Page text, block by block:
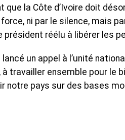
que la Côte d’Ivoire doit
ni par le silence, mais
président réélu à libérer les
lancé un appel à l’unité
travailler ensemble pour le
notre pays sur des bases